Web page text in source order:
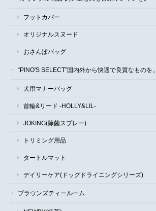
フットカバー
オリジナルスヌード
おさんぽバッグ
“PINO'S SELECT”国内外から快適で良質なものを。
犬用マナーバッグ
首輪&リード -HOLLY&LIL-
JOKING(除菌スプレー)
トリミング用品
タートルマット
デイリーケア(ドッグドライニングシリーズ)
ブラウンズティールーム